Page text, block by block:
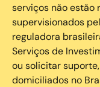
serviços não estão
supervisionados
reguladora
Serviços de
ou solicitar
domiciliados no